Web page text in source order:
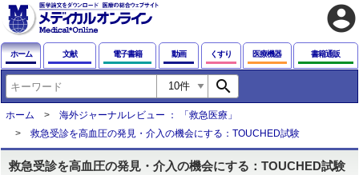
account_circle
ホーム 文献 電子書籍 動画 くすり 医療機器 書籍通販
search
ホーム
海外ジャーナルレビュー ： 「救急医療」
救急受診を高血圧の発見・介入の機会にする：TOUCHED試験
救急受診を高血圧の発見・介入の機会にする：TOUCHED試験